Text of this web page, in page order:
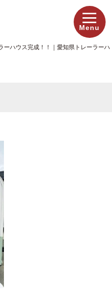
Menu
ーハウス完成！！｜愛知県トレーラーハ